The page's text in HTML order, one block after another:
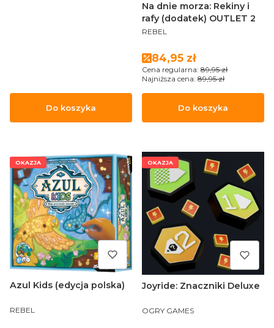
Do koszyka
Na dnie morza: Rekiny i
rafy (dodatek) OUTLET 2
PRODUCENT
REBEL
Cena promocyjna
84,95 zł
Cena regularna: 89,95 zł
Najniższa cena: 89,95 zł
Do koszyka
OKAZJA
Azul Kids (edycja polska)
PRODUCENT
REBEL
OKAZJA
Joyride: Znaczniki Deluxe
PRODUCENT
OGRY GAMES